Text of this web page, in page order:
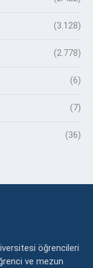
(3.128)
(2.778)
(6)
(7)
(36)
öğrencileri
ve mezun